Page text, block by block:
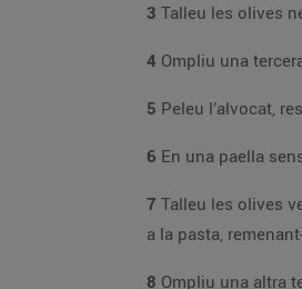
3
4
5
6 En una paella
7
a la pasta,
8